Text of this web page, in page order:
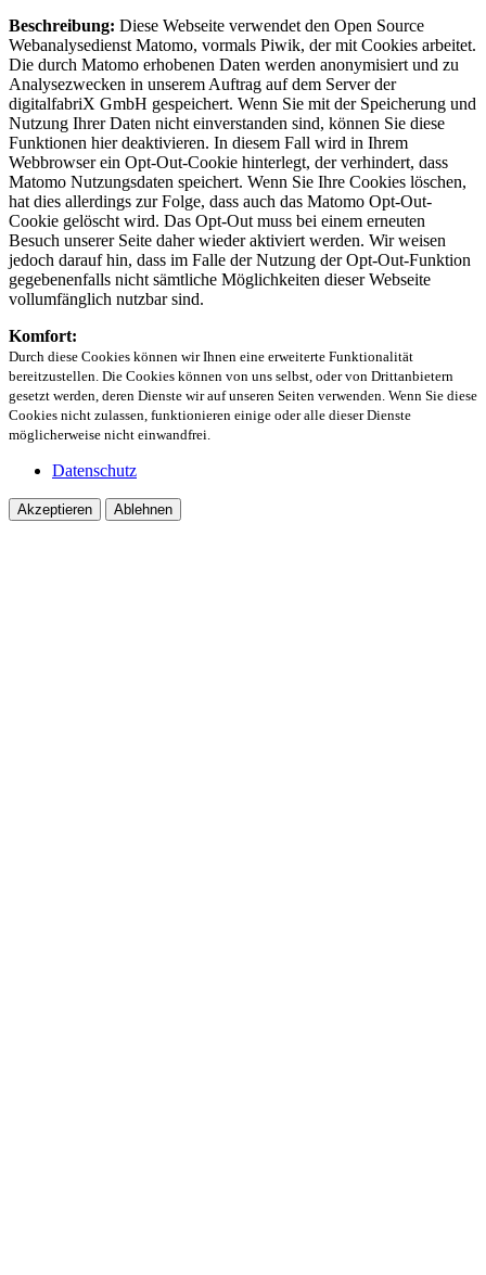
Beschreibung: Diese Webseite verwendet den Open Source
Webanalysedienst Matomo, vormals Piwik, der mit Cookies arbeitet.
Die durch Matomo erhobenen Daten werden anonymisiert und zu
Analysezwecken in unserem Auftrag auf dem Server der
digitalfabriX GmbH gespeichert. Wenn Sie mit der Speicherung und
Nutzung Ihrer Daten nicht einverstanden sind, können Sie diese
Funktionen hier deaktivieren. In diesem Fall wird in Ihrem
Webbrowser ein Opt-Out-Cookie hinterlegt, der verhindert, dass
Matomo Nutzungsdaten speichert. Wenn Sie Ihre Cookies löschen,
hat dies allerdings zur Folge, dass auch das Matomo Opt-Out-
Cookie gelöscht wird. Das Opt-Out muss bei einem erneuten
Besuch unserer Seite daher wieder aktiviert werden. Wir weisen
jedoch darauf hin, dass im Falle der Nutzung der Opt-Out-Funktion
gegebenenfalls nicht sämtliche Möglichkeiten dieser Webseite
vollumfänglich nutzbar sind.
Komfort:
Durch diese Cookies können wir Ihnen eine erweiterte Funktionalität
bereitzustellen. Die Cookies können von uns selbst, oder von Drittanbietern
gesetzt werden, deren Dienste wir auf unseren Seiten verwenden. Wenn Sie diese
Cookies nicht zulassen, funktionieren einige oder alle dieser Dienste
möglicherweise nicht einwandfrei.
Datenschutz
Akzeptieren Ablehnen